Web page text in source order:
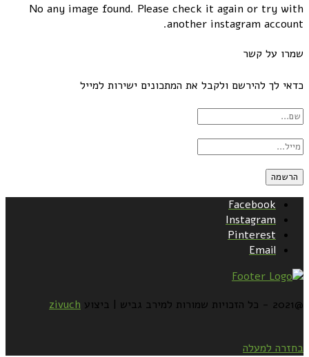
No any image found. Please check it again or try with
another instagram account.
שמרו על קשר
כדאי לך להירשם ולקבל את המתכונים ישירות למייל
Facebook
Instagram
Pinterest
Email
@2021 - כל הזכויות שמורות למירב גביש | ביצוע zivuch
בחזרה למעלה